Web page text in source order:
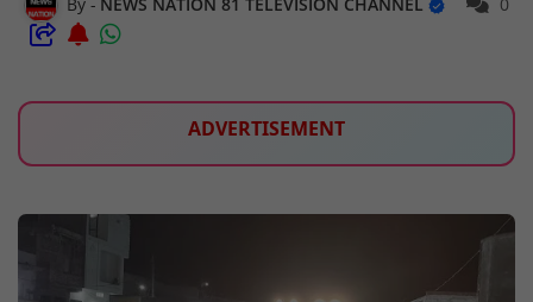
0
ADVERTISEMENT